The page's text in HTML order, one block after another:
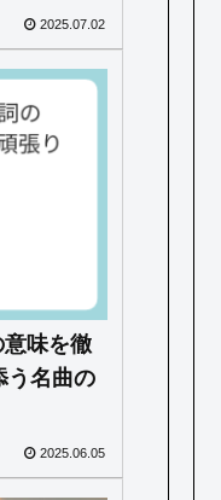
2025.07.02
味を徹
う名曲の
2025.06.05